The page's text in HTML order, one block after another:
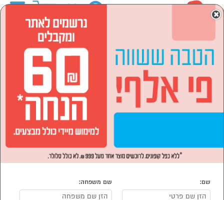
כלי עבודה
הסתר רשימת קטגוריות
מברגות (6) פטישונים (2)
כלי עבודה כללי (2)
מסורים, מלטשות ומשחזות
(11)
הפופולרים ביותר
×
שם: שם משפחה: